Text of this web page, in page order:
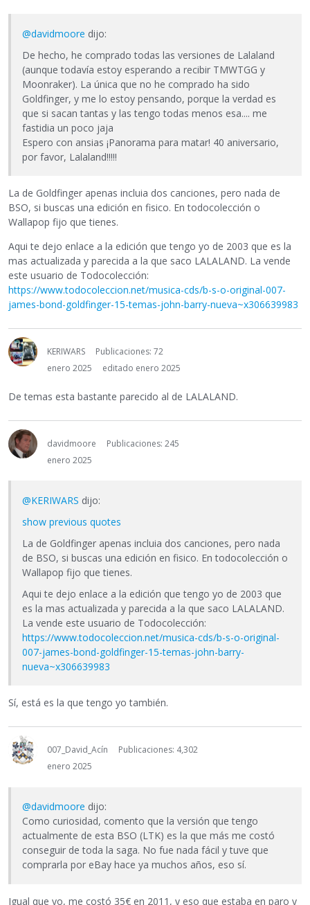
@davidmoore dijo:
De hecho, he comprado todas las versiones de Lalaland
(aunque todavía estoy esperando a recibir TMWTGG y
Moonraker). La única que no he comprado ha sido
Goldfinger, y me lo estoy pensando, porque la verdad es
que si sacan tantas y las tengo todas menos esa.... me
fastidia un poco jaja
Espero con ansias ¡Panorama para matar! 40 aniversario,
por favor, Lalaland!!!!!
La de Goldfinger apenas incluia dos canciones, pero nada de
BSO, si buscas una edición en fisico. En todocolección o
Wallapop fijo que tienes.
Aqui te dejo enlace a la edición que tengo yo de 2003 que es la
mas actualizada y parecida a la que saco LALALAND. La vende
este usuario de Todocolección:
https://www.todocoleccion.net/musica-cds/b-s-o-original-007-
james-bond-goldfinger-15-temas-john-barry-nueva~x306639983
KERIWARS
Publicaciones: 72
enero 2025
editado enero 2025
De temas esta bastante parecido al de LALALAND.
davidmoore
Publicaciones: 245
enero 2025
@KERIWARS dijo:
show previous quotes
La de Goldfinger apenas incluia dos canciones, pero nada
de BSO, si buscas una edición en fisico. En todocolección o
Wallapop fijo que tienes.
Aqui te dejo enlace a la edición que tengo yo de 2003 que
es la mas actualizada y parecida a la que saco LALALAND.
La vende este usuario de Todocolección:
https://www.todocoleccion.net/musica-cds/b-s-o-original-
007-james-bond-goldfinger-15-temas-john-barry-
nueva~x306639983
Sí, está es la que tengo yo también.
007_David_Acín
Publicaciones: 4,302
enero 2025
@davidmoore dijo:
Como curiosidad, comento que la versión que tengo
actualmente de esta BSO (LTK) es la que más me costó
conseguir de toda la saga. No fue nada fácil y tuve que
comprarla por eBay hace ya muchos años, eso sí.
Igual que yo, me costó 35€ en 2011, y eso que estaba en paro y